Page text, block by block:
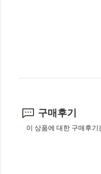
구매후기
이 상품에 대한 구매후기